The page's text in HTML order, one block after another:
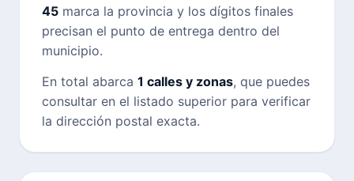
45 marca la provincia y los dígitos finales
precisan el punto de entrega dentro del
municipio.
En total abarca 1 calles y zonas, que puedes
consultar en el listado superior para verificar
la dirección postal exacta.